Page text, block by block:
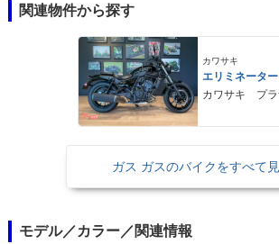
関連物件から探す
カワサキ
エリミネータ
カワサキ プラ
ガス ガスのバイクをすべて
モデル／カラー／関連情報